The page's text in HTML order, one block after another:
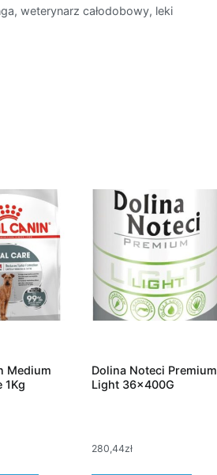
weterynarz całodobowy, leki
Medium
1Kg
Dolina Noteci Premium
Light 36x400G
280,44zł